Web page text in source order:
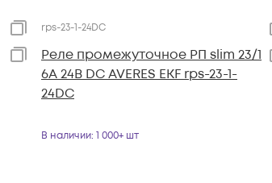
rps-23-1-24DC
Реле промежуточное РП slim 23/1
6А 24В DC AVERES EKF rps-23-1-
24DC
В наличии: 1 000+ шт